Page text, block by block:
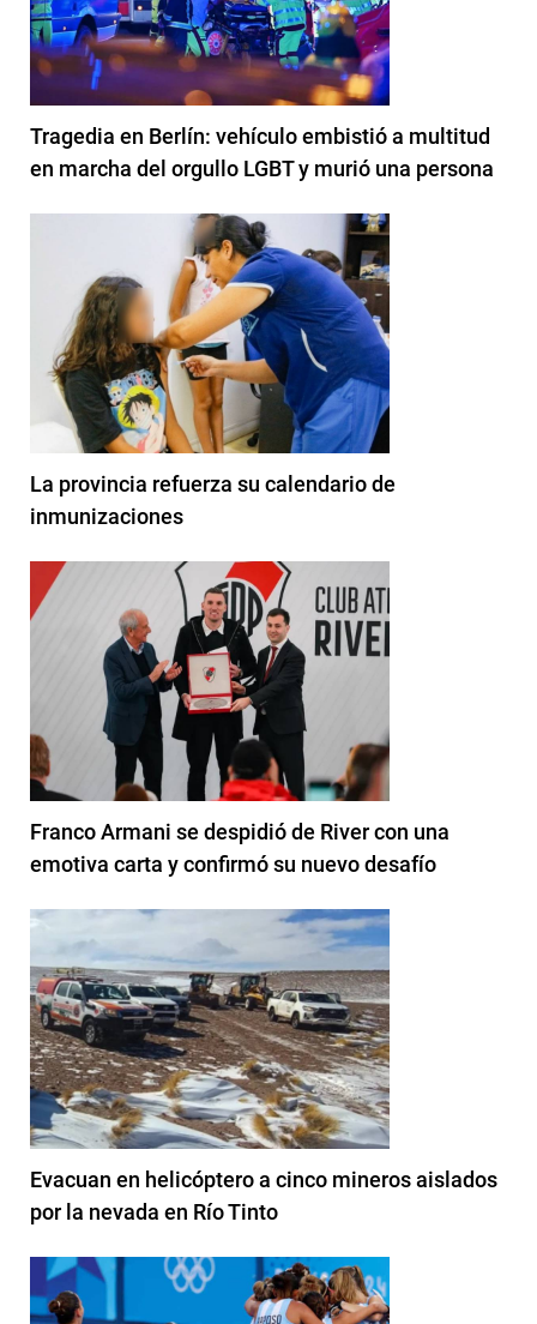
Tragedia en Berlín: vehículo embistió a multitud
en marcha del orgullo LGBT y murió una persona
La provincia refuerza su calendario de
inmunizaciones
Franco Armani se despidió de River con una
emotiva carta y confirmó su nuevo desafío
Evacuan en helicóptero a cinco mineros aislados
por la nevada en Río Tinto